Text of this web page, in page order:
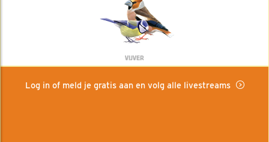
VIJVER
Log in of meld je gratis aan en volg alle livestreams